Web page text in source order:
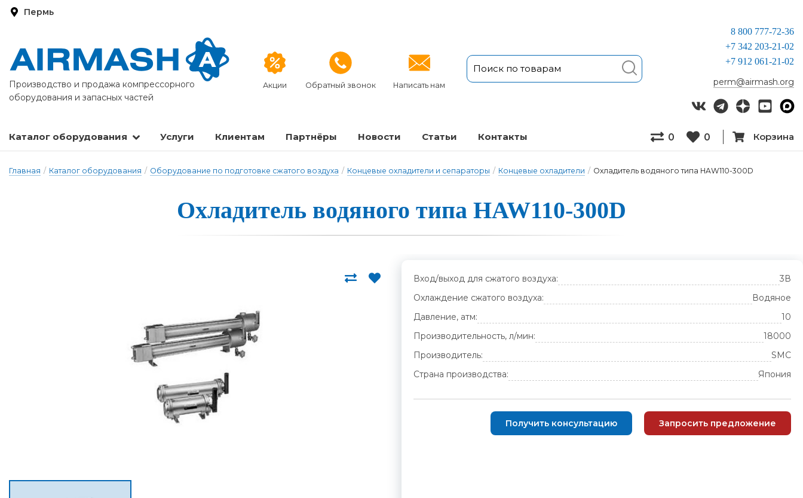
Пермь
Производство и продажа компрессорного
оборудования и запасных частей
Акции Обратный звонок Написать нам
8 800 777-72-36
+7 342 203-21-02
+7 912 061-21-02
perm@airmash.org
Каталог оборудования Услуги Клиентам Партнёры Новости Статьи Кон­так­ты 0 0 Корзина
Главная / Каталог оборудования / Оборудование по подготовке сжатого воздуха / Концевые охладители и сепараторы / Концевые охладители / Охладитель водяного типа HAW110-300D
Охлади­тель во­дя­но­го ти­па HAW110-300D
Вход/выход для сжатого воздуха:
3В
Охлаждение сжатого воздуха:
Водяное
Давление, атм:
10
Производительность, л/мин:
18000
Производитель:
SMC
Страна производства:
Япония
Получить консультацию Запросить предложение